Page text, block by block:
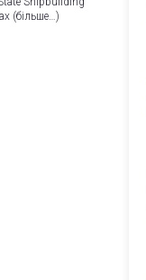
(більше…)